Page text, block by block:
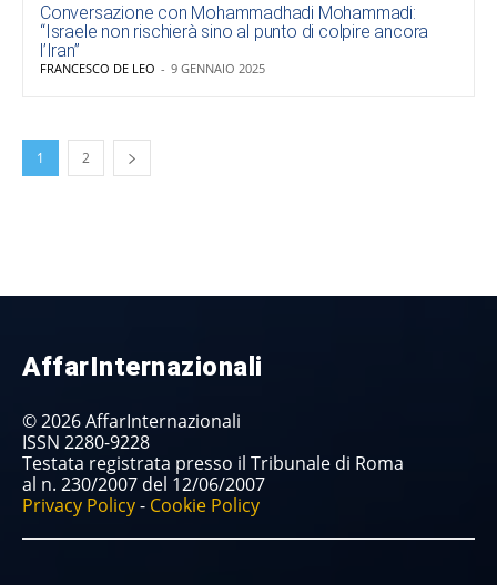
Conversazione con Mohammadhadi Mohammadi:
“Israele non rischierà sino al punto di colpire ancora
l’Iran”
FRANCESCO DE LEO - 9 GENNAIO 2025
1 2
AffarInternazionali
© 2026 AffarInternazionali
ISSN 2280-9228
Testata registrata presso il Tribunale di Roma
al n. 230/2007 del 12/06/2007
Privacy Policy- Cookie Policy